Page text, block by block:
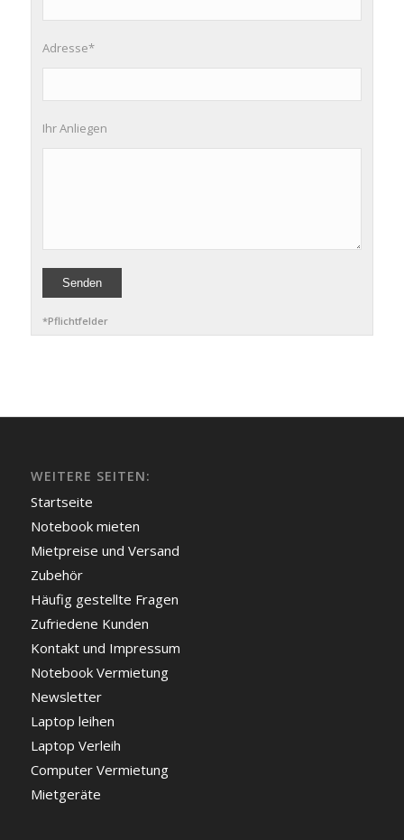
Adresse*
Ihr Anliegen
*Pflichtfelder
WEITERE SEITEN:
Startseite
Notebook mieten
Mietpreise und Versand
Zubehör
Häufig gestellte Fragen
Zufriedene Kunden
Kontakt und Impressum
Notebook Vermietung
Newsletter
Laptop leihen
Laptop Verleih
Computer Vermietung
Mietgeräte